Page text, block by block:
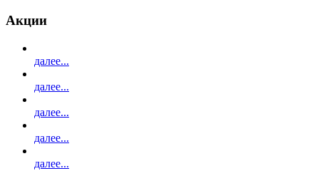
Акции
далее...
далее...
далее...
далее...
далее...